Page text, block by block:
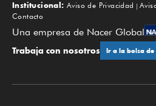
Institucional: Aviso de Privacidad
Contacto
Una empresa de Nacer Global
Trabaja con nosotros Ir a la bolsa